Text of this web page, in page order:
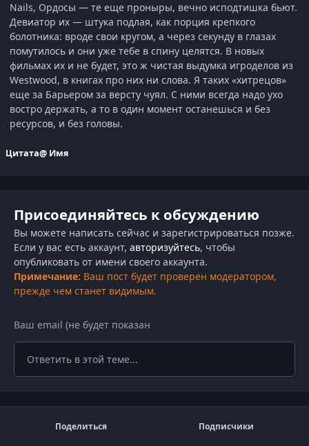
Nails, Ордосы — те еще проныры, вечно исподтишка бьют.
Девиатор их — штука подлая, как порция крепкого
болотника: вроде свои кругом, а через секунду в глазах
помутилось и они уже тебе в спину целятся. В новых
фильмах их и не будет, это ж чистая выдумка игроделов из
Westwood, в книгах про них ни слова. Я таких «хитрецов»
еще за Барьером за версту чуял. С ними всегда надо ухо
востро держать, а то в один момент останешься и без
ресурсов, и без головы.
Цитата@ Имя
Присоединяйтесь к обсуждению
Вы можете написать сейчас и зарегистрироваться позже.
Если у вас есть аккаунт, авторизуйтесь, чтобы
опубликовать от имени своего аккаунта.
Примечание: Ваш пост будет проверен модератором,
прежде чем станет видимым.
Ответить в этой теме...
Поделиться Подписчики